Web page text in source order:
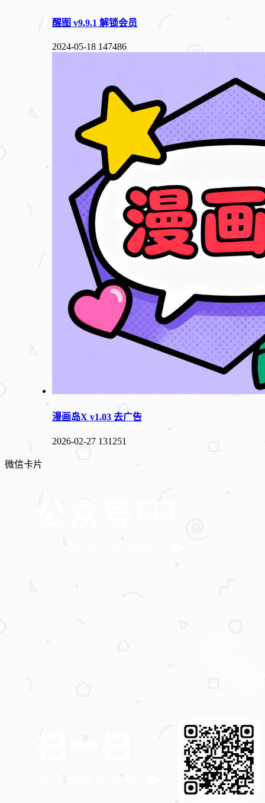
醒图 v9.9.1 解锁会员
2024-05-18 147486
漫画岛X v1.03 去广告
2026-02-27 131251
微信卡片